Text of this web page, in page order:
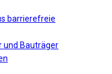
barrierefreie
und Bauträger